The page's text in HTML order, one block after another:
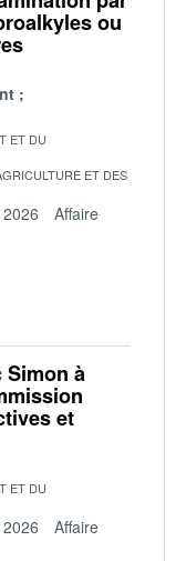
ou
ET DU
ET DES
Affaire
Simon à
et
ET DU
Affaire